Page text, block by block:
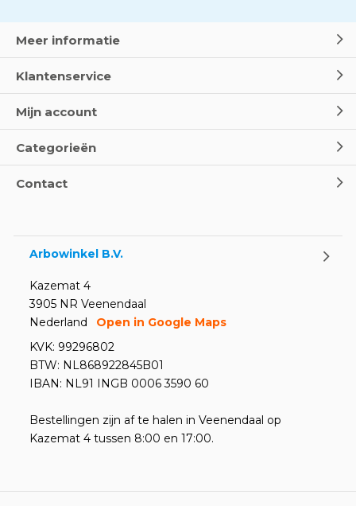
Meer informatie
Klantenservice
Mijn account
Categorieën
Contact
Arbowinkel B.V.
Kazemat 4
3905 NR Veenendaal
Nederland
Open in Google Maps
KVK: 99296802
BTW: NL868922845B01
IBAN: NL91 INGB 0006 3590 60
Bestellingen zijn af te halen in Veenendaal op
Kazemat 4 tussen 8:00 en 17:00.